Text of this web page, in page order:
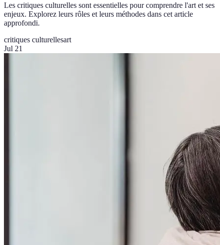
Les critiques culturelles sont essentielles pour comprendre l'art et ses
enjeux. Explorez leurs rôles et leurs méthodes dans cet article
approfondi.
critiques culturellesart
Jul 21